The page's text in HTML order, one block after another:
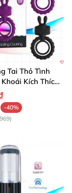
Tai Thỏ Tình
Khoái Kích Thích
-40%